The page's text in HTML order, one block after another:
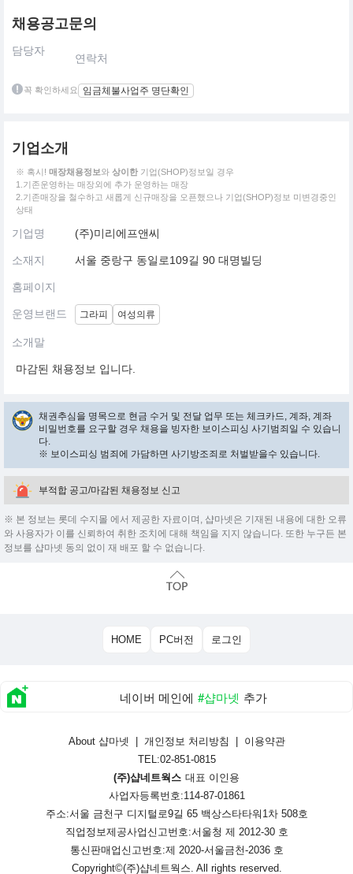
채용공고문의
담당자
연락처
꼭 확인하세요 임금체불사업주 명단확인
기업소개
※ 혹시! 매장채용정보와 상이한 기업(SHOP)정보일 경우
1.기존운영하는 매장외에 추가 운영하는 매장
2.기존매장을 철수하고 새롭게 신규매장을 오픈했으나 기업(SHOP)정보 미변경중인
상태
기업명 (주)미리에프앤씨
소재지 서울 중랑구 동일로109길 90 대명빌딩
홈페이지
운영브랜드 그라피 여성의류
소개말
마감된 채용정보 입니다.
채권추심을 명목으로 현금 수거 및 전달 업무 또는 체크카드, 계좌, 계좌
비밀번호를 요구할 경우 채용을 빙자한 보이스피싱 사기범죄일 수 있습니
다.
※ 보이스피싱 범죄에 가담하면 사기방조죄로 처벌받을수 있습니다.
부적합 공고/마감된 채용정보 신고
※ 본 정보는 롯데 수지몰 에서 제공한 자료이며, 샵마넷은 기재된 내용에 대한 오류
와 사용자가 이를 신뢰하여 취한 조치에 대해 책임을 지지 않습니다. 또한 누구든 본
정보를 샵마넷 동의 없이 재 배포 할 수 없습니다.
HOME PC버전 로그인
네이버 메인에 #샵마넷 추가
About 샵마넷 개인정보 처리방침
이용약관
TEL:02-851-0815
(주)샵네트웍스 대표 이인용
사업자등록번호:114-87-01861
주소:서울 금천구 디지털로9길 65 백상스타타워1차 508호
직업정보제공사업신고번호:서울청 제 2012-30 호
통신판매업신고번호:제 2020-서울금천-2036 호
Copyright©(주)샵네트웍스. All rights reserved.